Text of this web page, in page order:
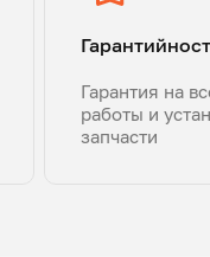
Гарантия на
работы и
запчасти